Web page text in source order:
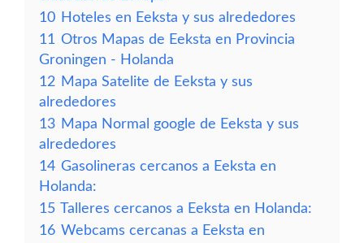
10 Hoteles en Eeksta y sus alrededores
11 Otros Mapas de Eeksta en Provincia
Groningen - Holanda
12 Mapa Satelite de Eeksta y sus
alrededores
13 Mapa Normal google de Eeksta y sus
alrededores
14 Gasolineras cercanos a Eeksta en
Holanda:
15 Talleres cercanos a Eeksta en Holanda:
16 Webcams cercanas a Eeksta en